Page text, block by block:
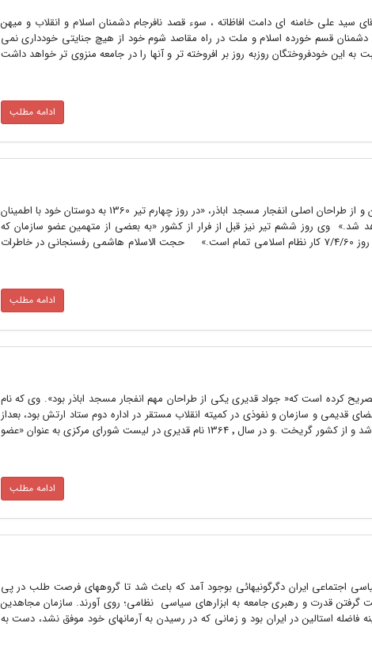
سید على خامنه اى دامت افاظاته ، سوء قصد نافرجام دشمنان اسلام و انقلاب و میهن
دشمنان قسم خورده اسلام و ملت در راه مقاصد شوم خود از هیچ جنایتى خوددارى نمى
این خودفروختگان روزبه روز بر افروخته تر و آنها را در جامعه منزوى تر خواهد داشت
ادامه مطلب
محمدجواد قدیرى عضو کادر مرکزى سازمان و از طراحان اصلى انفجار مسجد اباذر، «در روز چهارم تیر 1360 به دوستان خود با اطمینان
شد.» وى روز ششم تیر نیز قبل از فرار از کشور «به بعضى از متهمین عضو سازمان که
مجددا دستگیر شده‏اند گفته بود که فردا یعنى روز 7/4/60 کار نظام اسلامى تمام است.» حجت الاسلام هاشمى رفسنجانى در خاطرات
ادامه مطلب
کرده است که« جواد قدیری یکی از طراحان مهم انفجار مسجد اباذر بود». وی که نام
و سازمان و نفوذی در کمیته انقلاب مستقر در اداره دوم ستاد ارتش بود، بعداز
سوءقصد نافرجام به آیت الله خامنه ای متواری شد و از کشور گریخت .و در سال ٬ 1364 نام قدیری در لیست شورای مرکزی به عنوان «عضو
ادامه مطلب
اجتماعی ایران دگرگونیهائی بوجود آمد که باعث شد تا گروههای فرصت طلب در پی
گرفتن قدرت و رهبری جامعه به ابزارهای سیاسی نظامی؛ روی آورند. سازمان مجاهدین
فاضله استالین در ایران بود و زمانی که در رسیدن به آرمانهای خود موفق نشد، دست به